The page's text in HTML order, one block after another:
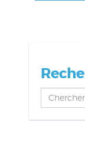
Chercher
...